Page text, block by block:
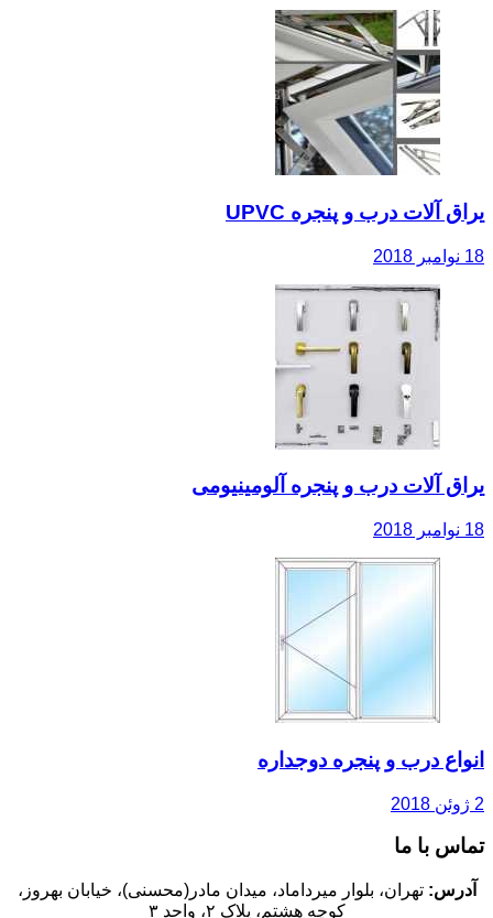
یراق آلات درب و پنجره UPVC
18 نوامبر 2018
یراق آلات درب و پنجره آلومینیومی
18 نوامبر 2018
انواع درب و پنجره دوجداره
2 ژوئن 2018
تماس با ما
آدرس: تهران، بلوار میرداماد، میدان مادر(محسنی)، خیابان بهروز،
کوچه هشتم، پلاک ۲، واحد ۳